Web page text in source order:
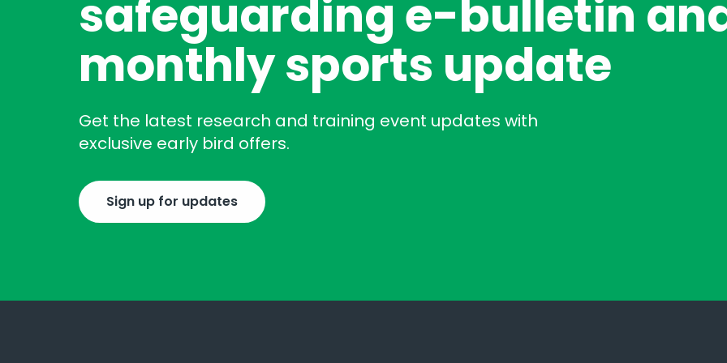
safeguarding e-bulletin
monthly sports update
Get the latest research and training event updates with
exclusive early bird offers.
Sign up for updates